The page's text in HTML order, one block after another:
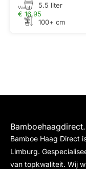
€ 16,95
Vanaf 5.5 liter
100+ cm
Bamboe Haag Direct
Limburg.
van topkwaliteit. Wij